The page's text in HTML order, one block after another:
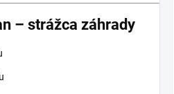
– strážca záhrady